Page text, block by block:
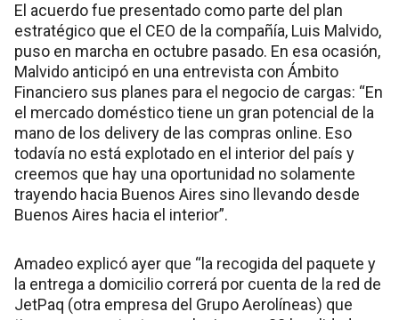
El acuerdo fue presentado como parte del plan
estratégico que el CEO de la compañía, Luis Malvido,
puso en marcha en octubre pasado. En esa ocasión,
Malvido anticipó en una entrevista con Ámbito
Financiero sus planes para el negocio de cargas: “En
el mercado doméstico tiene un gran potencial de la
mano de los delivery de las compras online. Eso
todavía no está explotado en el interior del país y
creemos que hay una oportunidad no solamente
trayendo hacia Buenos Aires sino llevando desde
Buenos Aires hacia el interior”.
Amadeo explicó ayer que “la recogida del paquete y
la entrega a domicilio correrá por cuenta de la red de
JetPaq (otra empresa del Grupo Aerolíneas) que